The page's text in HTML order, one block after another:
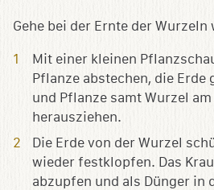
Gehe bei der Ernte der
Mit einer kleinen
Pflanze abstechen, die
und Pflanze samt Wurzel
herausziehen.
Die Erde von der Wurzel
wieder festklopfen. Das
abzupfen und als Dünger in